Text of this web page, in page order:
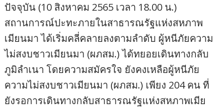
ปัจจุบัน (10 สิงหาคม 2565 เวลา 18.00 น.)
สถานการณ์ปะทะภายในสาธารณรัฐแห่งสหภาพ
เมียนมา ได้เริ่มคลี่คลายลงตามลำดับ ผู้หนีภัยความ
ไม่สงบชาวเมียนมา (ผภสม.) ได้ทยอยเดินทางกลับ
ภูมิลำเนา โดยความสมัครใจ ยังคงเหลือผู้หนีภัย
ความไม่สงบชาวเมียนมา (ผภสม.) เพียง 204 คน ที่
ยังรอการเดินทางกลับสาธารณรัฐแห่งสหภาพเมีย